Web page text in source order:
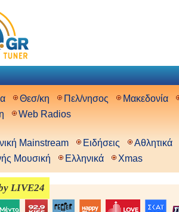
Θεσ/κη Πελ/νησος
Μακεδονία
Web Radios
Mainstream Ειδήσεις
Αθλητικά
Μουσική
Ελληνικά Xmas
LIVE24